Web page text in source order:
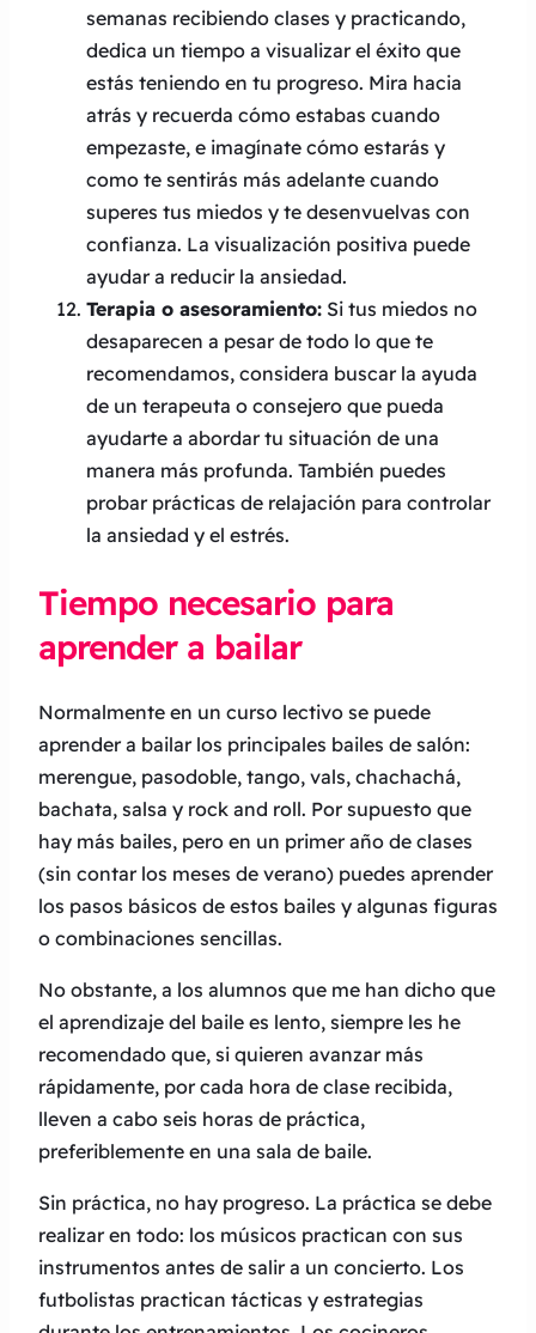
semanas recibiendo clases y practicando,
dedica un tiempo a visualizar el éxito que
estás teniendo en tu progreso. Mira hacia
atrás y recuerda cómo estabas cuando
empezaste, e imagínate cómo estarás y
como te sentirás más adelante cuando
superes tus miedos y te desenvuelvas con
confianza. La visualización positiva puede
ayudar a reducir la ansiedad.
Terapia o asesoramiento: Si tus miedos no
desaparecen a pesar de todo lo que te
recomendamos, considera buscar la ayuda
de un terapeuta o consejero que pueda
ayudarte a abordar tu situación de una
manera más profunda. También puedes
probar prácticas de relajación para controlar
la ansiedad y el estrés.
Tiempo necesario para
aprender a bailar
Normalmente en un curso lectivo se puede
aprender a bailar los principales bailes de salón:
merengue, pasodoble, tango, vals, chachachá,
bachata, salsa y rock and roll. Por supuesto que
hay más bailes, pero en un primer año de clases
(sin contar los meses de verano) puedes aprender
los pasos básicos de estos bailes y algunas figuras
o combinaciones sencillas.
No obstante, a los alumnos que me han dicho que
el aprendizaje del baile es lento, siempre les he
recomendado que, si quieren avanzar más
rápidamente, por cada hora de clase recibida,
lleven a cabo seis horas de práctica,
preferiblemente en una sala de baile.
Sin práctica, no hay progreso. La práctica se debe
realizar en todo: los músicos practican con sus
instrumentos antes de salir a un concierto. Los
futbolistas practican tácticas y estrategias